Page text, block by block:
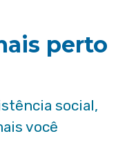
perto
social,
você